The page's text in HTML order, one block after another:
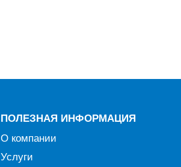
ПОЛЕЗНАЯ ИНФОРМАЦИЯ
О компании
Услуги